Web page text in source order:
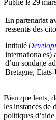
Publié le 29
En partenariat
ressentis des
Intitulé
internationales)
d’un sondage
Bretagne,
Bien que lents,
les instances de
politiques